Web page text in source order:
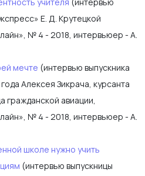
учителя (интервью
Е. Д. Крутецкой
№ 4 - 2018, интервьюер - А.
мечте (интервью выпускника
Алексея Зикрача, курсанта
гражданской авиации,
№ 4 - 2018, интервьюер - А.
школе нужно учить
(интервью выпускницы